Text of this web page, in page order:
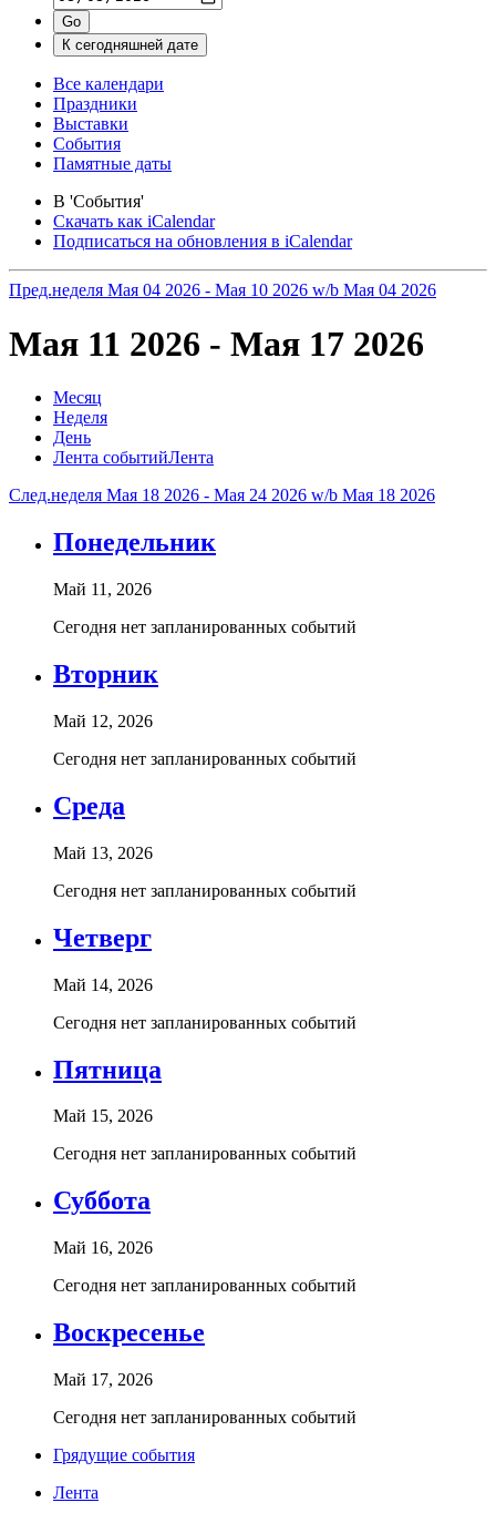
Все календари
Праздники
Выставки
События
Памятные даты
В 'События'
Скачать как iCalendar
Подписаться на обновления в iCalendar
Пред.неделя Мая 04 2026 - Мая 10 2026 w/b Мая 04 2026
Мая 11 2026 - Мая 17 2026
Месяц
Неделя
День
Лента событийЛента
След.неделя Мая 18 2026 - Мая 24 2026 w/b Мая 18 2026
Понедельник
Май 11, 2026
Сегодня нет запланированных событий
Вторник
Май 12, 2026
Сегодня нет запланированных событий
Среда
Май 13, 2026
Сегодня нет запланированных событий
Четверг
Май 14, 2026
Сегодня нет запланированных событий
Пятница
Май 15, 2026
Сегодня нет запланированных событий
Суббота
Май 16, 2026
Сегодня нет запланированных событий
Воскресенье
Май 17, 2026
Сегодня нет запланированных событий
Грядущие события
Лента